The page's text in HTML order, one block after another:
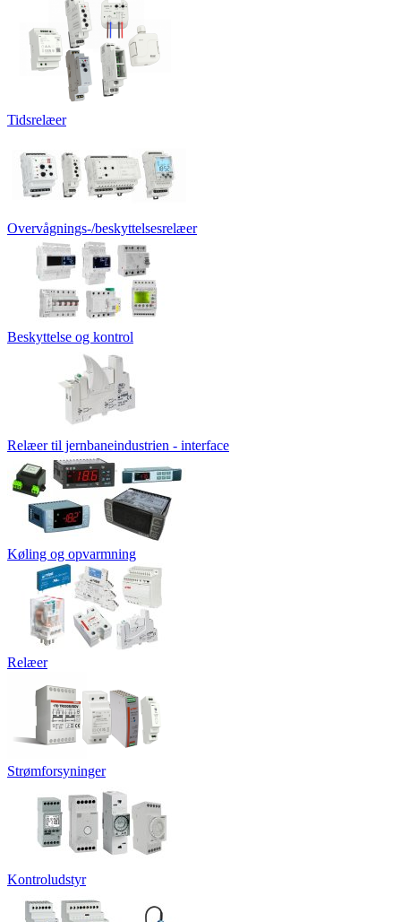
Tidsrelæer
Overvågnings-/beskyttelsesrelæer
Beskyttelse og kontrol
Relæer til jernbaneindustrien - interface
Køling og opvarmning
Relæer
Strømforsyninger
Kontroludstyr